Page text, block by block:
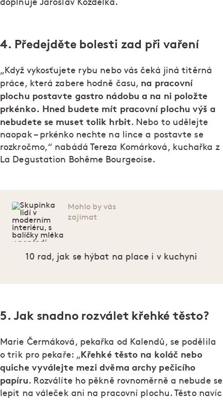
doplňuje Jaroslav Kozdělka.
4. Předejděte bolesti zad při vaření
„Když vykosťujete rybu nebo vás čeká jiná titěrná
práce, která zabere hodně času, na pracovní
plochu postavte gastro nádobu a na ni položte
prkénko. Hned budete mít pracovní plochu výš a
nebudete se muset tolik hrbit. Nebo to udělejte
naopak – prkénko nechte na lince a postavte se
rozkročmo,“ nabádá Tereza Komárková, kuchařka z
La Degustation Bohême Bourgeoise.
Mohlo by vás
zajímat
10 rad, jak se hýbat na place i v kuchyni
5. Jak snadno rozválet křehké těsto?
Marie Čermáková, pekařka od Kalendů, se podělila
o trik pro pekaře: „Křehké těsto na koláč nebo
quiche vyválejte mezi dvěma archy pečicího
papíru. Rozválíte ho pěkně rovnoměrně a nebude se
lepit na váleček ani na pracovní plochu. Těsto navíc